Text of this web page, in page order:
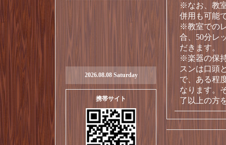
※なお、教
併用も可能
※教室での
合、50分レ
だきます。
※楽器の保
スンは口頭
で、ある程
なります。
了以上の方
2026.08.08 Saturday
携帯サイト